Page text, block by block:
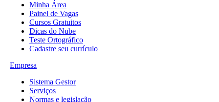
Minha Área
Painel de Vagas
Cursos Gratuitos
Dicas do Nube
Teste Ortográfico
Cadastre seu currículo
Empresa
Sistema Gestor
Serviços
Normas e legislação